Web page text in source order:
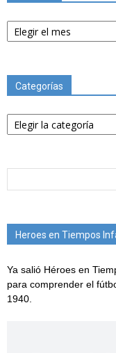
Archivos
Categorías
Categorías
Heroes en Tiempos
Ya salió Héroes en
para comprender el
1940.